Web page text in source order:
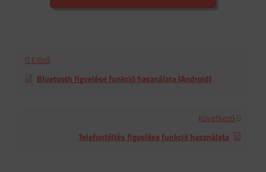
Előző
Bluetooth figyelése funkció használata (Android)
Következő
Telefontöltés figyelése funkció használata